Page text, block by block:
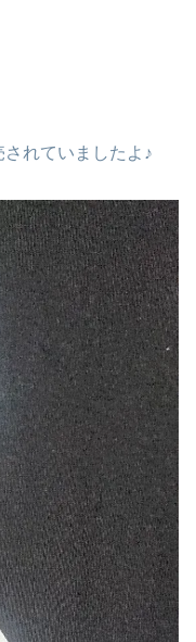
れていましたよ♪